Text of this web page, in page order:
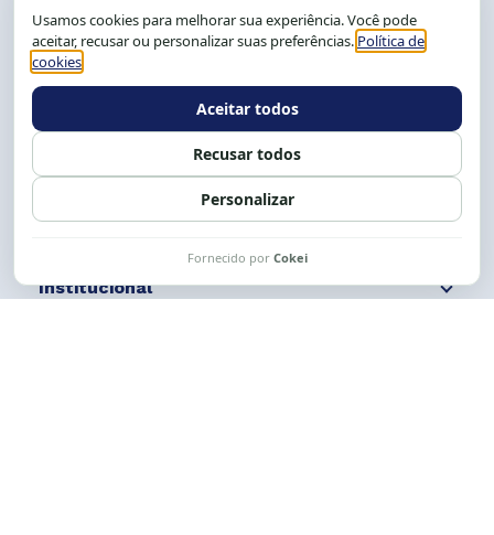
CEP: 40.150-055
Salvador-BA, Brasil.
Tel.: (71) 2104-5457, Cel.: (71) 9 9239-2104 ou 2105
Expediente: 8h às 12h e 13 às 17h.
Siga nossas redes Fale conosco
Institucional